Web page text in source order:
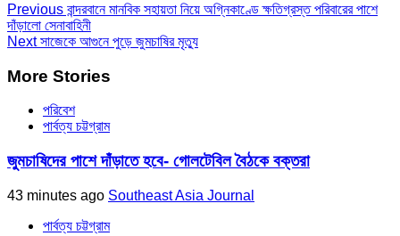
Previous বান্দরবানে মানবিক সহায়তা নিয়ে অগ্নিকাণ্ডে ক্ষতিগ্রস্ত পরিবারের পাশে
দাঁড়ালো সেনাবাহিনী
Nextসাজেকে আগুনে পুড়ে জুমচাষির মৃত্যু
More Stories
পরিবেশ
পার্বত্য চট্টগ্রাম
জুমচাষিদের পাশে দাঁড়াতে হবে- গোলটেবিল বৈঠকে বক্তরা
43 minutes ago Southeast Asia Journal
পার্বত্য চট্টগ্রাম